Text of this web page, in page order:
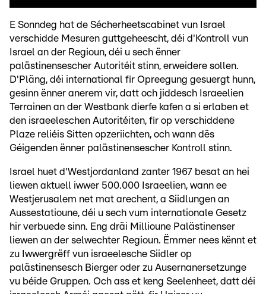
E Sonndeg hat de Sécherheetscabinet vun Israel
verschidde Mesuren guttgeheescht, déi d'Kontroll vun
Israel an der Regioun, déi u sech ënner
palästinensescher Autoritéit stinn, erweidere sollen.
D'Pläng, déi international fir Opreegung gesuergt hunn,
gesinn ënner anerem vir, datt och jiddesch Israeelien
Terrainen an der Westbank dierfe kafen a si erlaben et
den israeeleschen Autoritéiten, fir op verschiddene
Plaze reliéis Sitten opzeriichten, och wann dës
Géigenden ënner palästinensescher Kontroll stinn.
Israel huet d'Westjordanland zanter 1967 besat an hei
liewen aktuell iwwer 500.000 Israeelien, wann ee
Westjerusalem net mat arechent, a Siidlungen an
Aussestatioune, déi u sech vum internationale Gesetz
hir verbuede sinn. Eng dräi Millioune Palästinenser
liewen an der selwechter Regioun. Ëmmer nees kënnt et
zu Iwwergrëff vun israeelesche Siidler op
palästinensesch Bierger oder zu Ausernanersetzunge
vu béide Gruppen. Och ass et keng Seelenheet, datt déi